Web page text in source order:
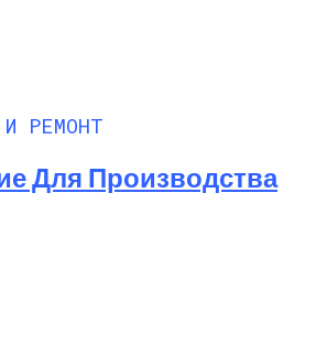
РЕМОНТ
Для Производства